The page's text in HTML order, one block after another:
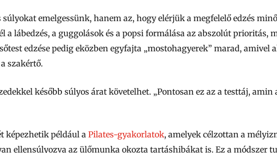
súlyokat emelgessünk, hanem az, hogy elérjük a megfelelő edzés
a lábedzés, a guggolások és a popsi formálása az abszolút prioritás,
edzése pedig eközben egyfajta „mostohagyerek” marad, amivel
szakértő.
később súlyos árat követelhet. „Pontosan ez az a testtáj, amin
képezhetik például a Pilates-gyakorlatok, amelyek célzottan a
ellensúlyozva az ülőmunka okozta tartáshibákat is. Ez a módszer